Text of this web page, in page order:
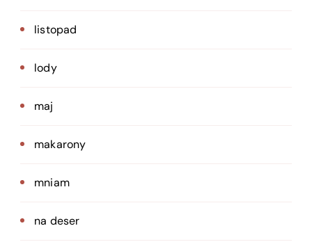
listopad
lody
maj
makarony
mniam
na deser